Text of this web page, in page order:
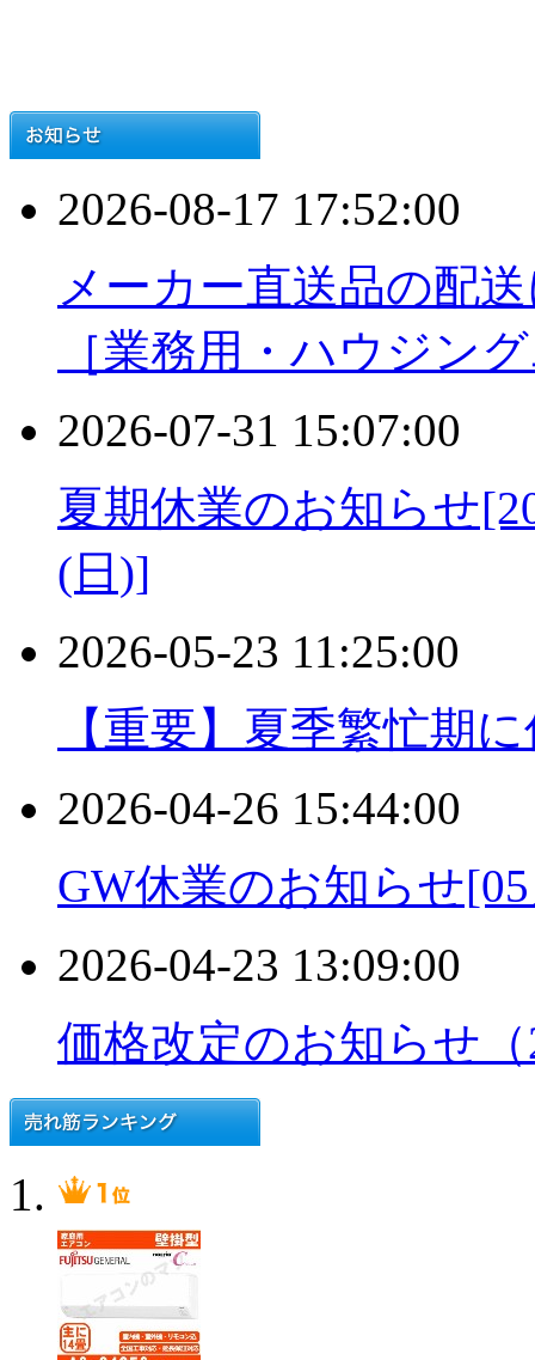
2026-08-17 17:52:00
メーカー直送品の配
［業務用・ハウジン
2026-07-31 15:07:00
夏期休業のお知らせ
(日)]
2026-05-23 11:25:00
【重要】夏季繁忙期
2026-04-26 15:44:00
GW休業のお知らせ
2026-04-23 13:09:00
価格改定のお知らせ